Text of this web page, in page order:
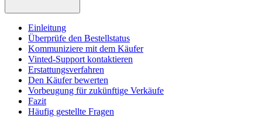
Einleitung
Überprüfe den Bestellstatus
Kommuniziere mit dem Käufer
Vinted-Support kontaktieren
Erstattungsverfahren
Den Käufer bewerten
Vorbeugung für zukünftige Verkäufe
Fazit
Häufig gestellte Fragen